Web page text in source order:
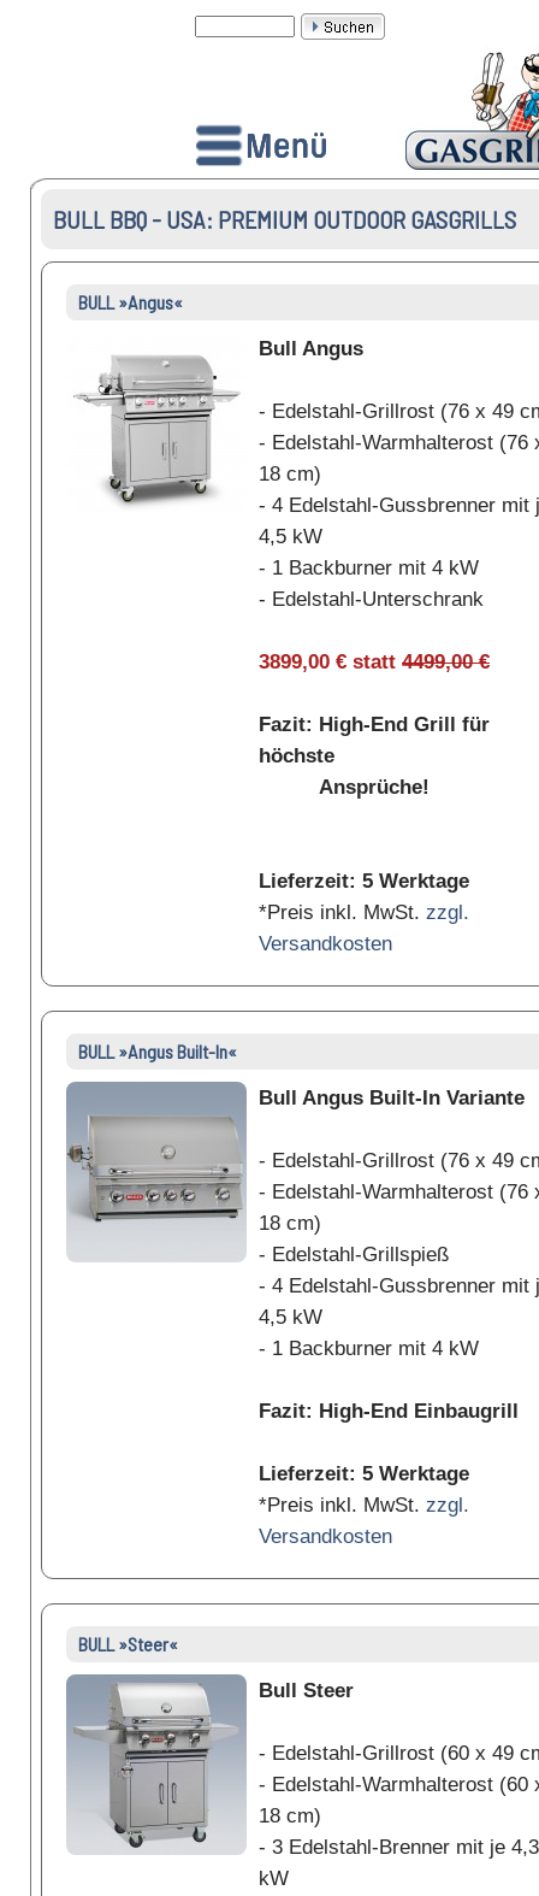
BULL BBQ - USA: PREMIUM OUTDOOR GASGRILLS
BULL »Angus«
Bull Angus
- Edelstahl-Grillrost (76 x 49
- Edelstahl-Warmhalterost (76
18 cm)
- 4 Edelstahl-Gussbrenner mit
4,5 kW
- 1 Backburner mit 4 kW
- Edelstahl-Unterschrank
3899,00 € statt 4499,00 €
Fazit: High-End Grill für
höchste
Ansprüche!
Lieferzeit: 5 Werktage
*Preis inkl. MwSt. zzgl.
Versandkosten
BULL »Angus Built-In«
Bull Angus Built-In Variante
- Edelstahl-Grillrost (76 x 49
- Edelstahl-Warmhalterost (76
18 cm)
- Edelstahl-Grillspieß
- 4 Edelstahl-Gussbrenner mit
4,5 kW
- 1 Backburner mit 4 kW
Fazit: High-End Einbaugrill
Lieferzeit: 5 Werktage
*Preis inkl. MwSt. zzgl.
Versandkosten
BULL »Steer«
Bull Steer
- Edelstahl-Grillrost (60 x 49
- Edelstahl-Warmhalterost (60
18 cm)
- 3 Edelstahl-Brenner mit je 4,3
kW